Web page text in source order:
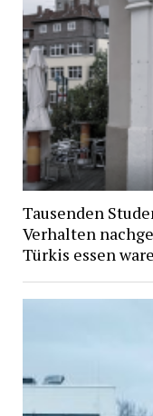
Tausenden
Verhalten
Türkis essen